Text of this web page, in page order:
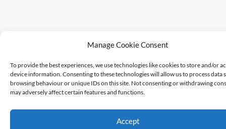
Manage Cookie Consent
To provide the best experiences, we use technologies like cookies to store and/or
device information. Consenting to these technologies will allow us to process data
browsing behaviour or unique IDs on this site. Not consenting or withdrawing
may adversely affect certain features and functions.
Accept